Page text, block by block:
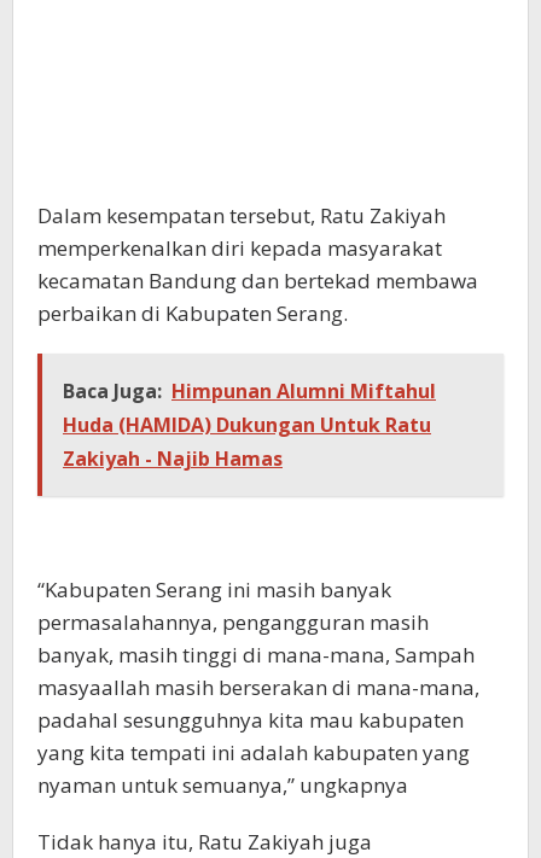
Dalam kesempatan tersebut, Ratu Zakiyah
memperkenalkan diri kepada masyarakat
kecamatan Bandung dan bertekad membawa
perbaikan di Kabupaten Serang.
Baca Juga: Himpunan Alumni Miftahul
Huda (HAMIDA) Dukungan Untuk Ratu
Zakiyah - Najib Hamas
“Kabupaten Serang ini masih banyak
permasalahannya, pengangguran masih
banyak, masih tinggi di mana-mana, Sampah
masyaallah masih berserakan di mana-mana,
padahal sesungguhnya kita mau kabupaten
yang kita tempati ini adalah kabupaten yang
nyaman untuk semuanya,” ungkapnya
Tidak hanya itu, Ratu Zakiyah juga